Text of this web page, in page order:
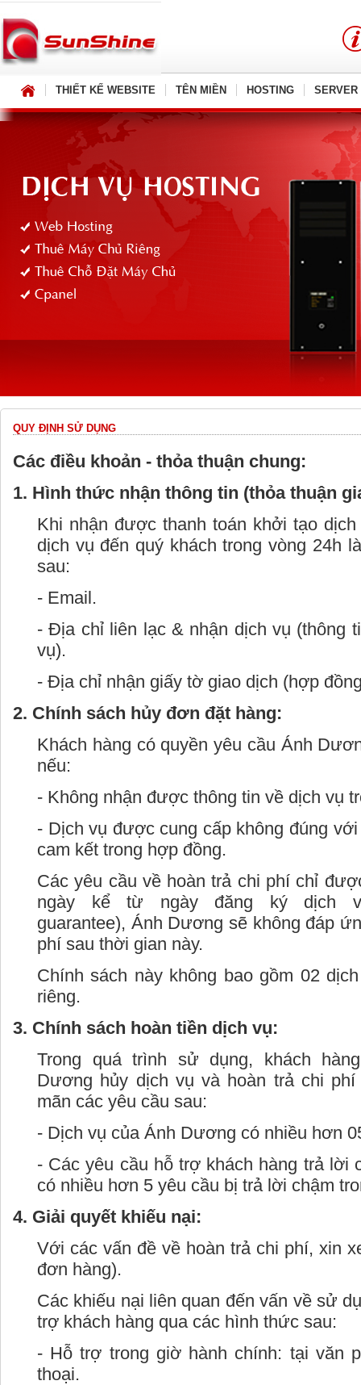
THIẾT KẾ WEBSITE TÊN MIỀN HOSTING SERVER
QUY ĐỊNH SỬ DỤNG
Các điều khoản - thỏa thuận chung:
1. Hình thức nhận thông tin (thỏa thuận
Khi nhận được thanh toán khởi tạo
dịch vụ đến quý khách trong vòng 24h
sau:
- Email.
- Địa chỉ liên lạc & nhận dịch vụ (thông
vụ).
- Địa chỉ nhận giấy tờ giao dịch (hợp
2. Chính sách hủy đơn đặt hàng:
Khách hàng có quyền yêu cầu Ánh
nếu:
- Không nhận được thông tin về dịch vụ
- Dịch vụ được cung cấp không đúng
cam kết trong hợp đồng.
Các yêu cầu về hoàn trả chi phí chỉ
ngày kể từ ngày đăng ký dịch
guarantee), Ánh Dương sẽ không đáp
phí sau thời gian này.
Chính sách này không bao gồm 02
riêng.
3. Chính sách hoàn tiền dịch vụ:
Trong quá trình sử dụng, khách
Dương hủy dịch vụ và hoàn trả chi
mãn các yêu cầu sau:
- Dịch vụ của Ánh Dương có nhiều hơn
- Các yêu cầu hỗ trợ khách hàng trả lời
có nhiều hơn 5 yêu cầu bị trả lời chậm
4. Giải quyết khiếu nại:
Với các vấn đề về hoàn trả chi phí, xin
đơn hàng).
Các khiếu nại liên quan đến vấn về sử
trợ khách hàng qua các hình thức sau:
- Hỗ trợ trong giờ hành chính: tại văn
thoại.